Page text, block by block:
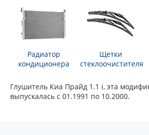
Радиатор
кондиционера
Щетки
стеклоочистителя
Глушитель Киа Прайд 1.1 i, эта
выпускалась с 01.1991 по 10.2000.